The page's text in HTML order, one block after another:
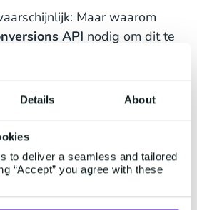
Details About
to deliver a seamless and tailored
“Accept” you agree with these
Maar waarom
API nodig om dit te
met een goede BI-
we daar eens dieper op